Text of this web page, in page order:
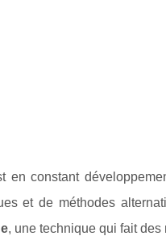
en constant
et de méthodes
, une technique qui fait